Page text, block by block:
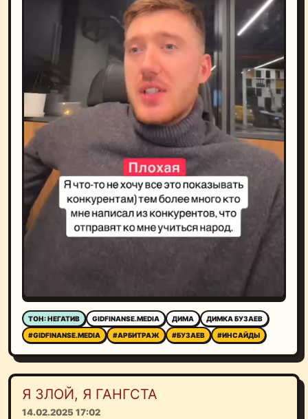
ТОН: НЕГАТИВ GIDFINANSE.MEDIA ДИМА
ДИМКА БУЗАЕВ
#GIDFINANSE.MEDIA
#АРБИТРАЖ #БУЗАЕВ #ИНСАЙДЫ
Я ЗЛОЙ, Я ГАНГСТА
14.02.2025 17:02